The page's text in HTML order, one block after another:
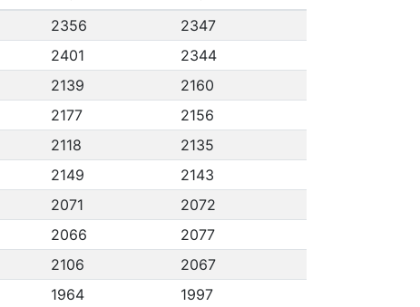
2356
2347
2401
2344
2139
2160
2177
2156
2118
2135
2149
2143
2071
2072
2066
2077
2106
2067
1964
1997